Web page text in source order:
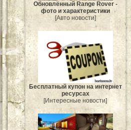
Обновлённый Range Rover -
фото и характеристики
[Авто новости]
Бесплатный купон на интернет
ресурсах
[Интересные новости]